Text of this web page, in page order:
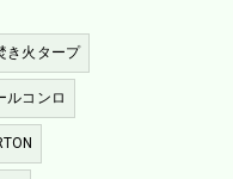
き火タープ
ルコンロ